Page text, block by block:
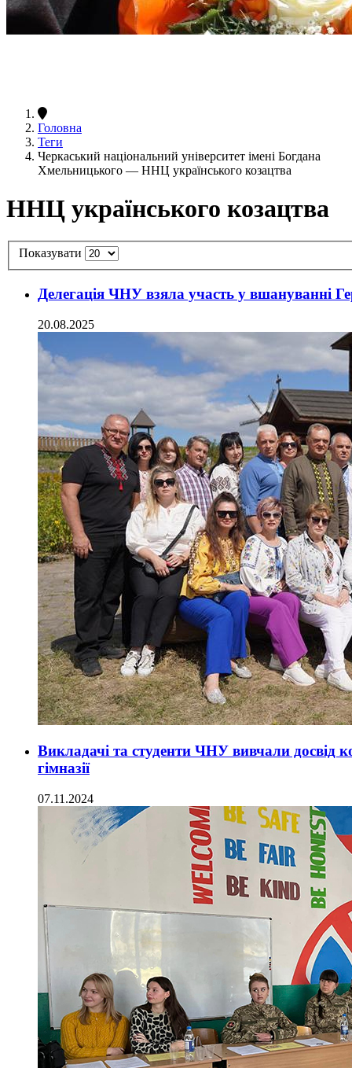
Головна
Теги
Черкаський національний університет імені Богдана
Хмельницького — ННЦ українського козацтва
ННЦ українського козацтва
Показувати
Делегація ЧНУ взяла участь у вшануванні
20.08.2025
Викладачі та студенти ЧНУ вивчали досвід
гімназії
07.11.2024